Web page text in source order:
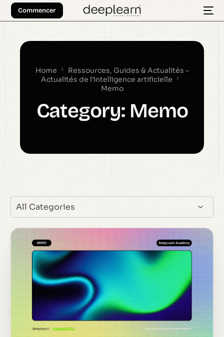
Commencer
Home
Ressources, Guides & Actualités –
Actualités de l’intelligence artificielle
Memo
Category: Memo